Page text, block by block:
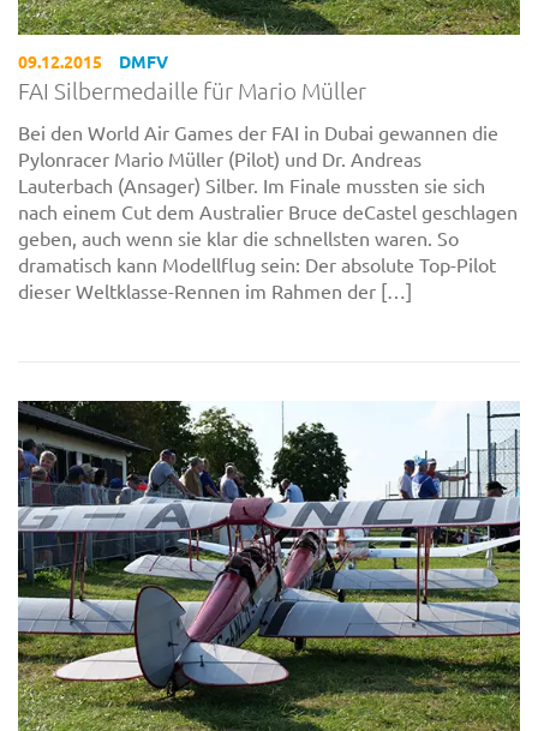
09.12.2015 DMFV
FAI Silbermedaille für Mario Müller
Bei den World Air Games der FAI in Dubai gewannen die
Pylonracer Mario Müller (Pilot) und Dr. Andreas
Lauterbach (Ansager) Silber. Im Finale mussten sie sich
nach einem Cut dem Australier Bruce deCastel geschlagen
geben, auch wenn sie klar die schnellsten waren. So
dramatisch kann Modellflug sein: Der absolute Top-Pilot
dieser Weltklasse-Rennen im Rahmen der […]